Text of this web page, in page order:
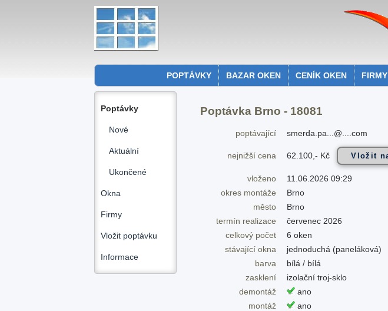
POPTÁVKY BAZAR OKEN CENÍK OKEN FIRMY
Poptávky
Nové
Aktuální
Ukončené
Okna
Firmy
Vložit poptávku
Informace
Poptávka Brno - 18081
poptávající smerda.pa...@....com
nejnižší cena 62.100,- Kč
vloženo
11.06.2026 09:29
okres montáže
Brno
město
Brno
termín realizace
červenec 2026
celkový počet
6 oken
stávající okna
jednoduchá (paneláková)
barva
bílá / bílá
zasklení
izolační troj-sklo
demontáž
ano
montáž
ano